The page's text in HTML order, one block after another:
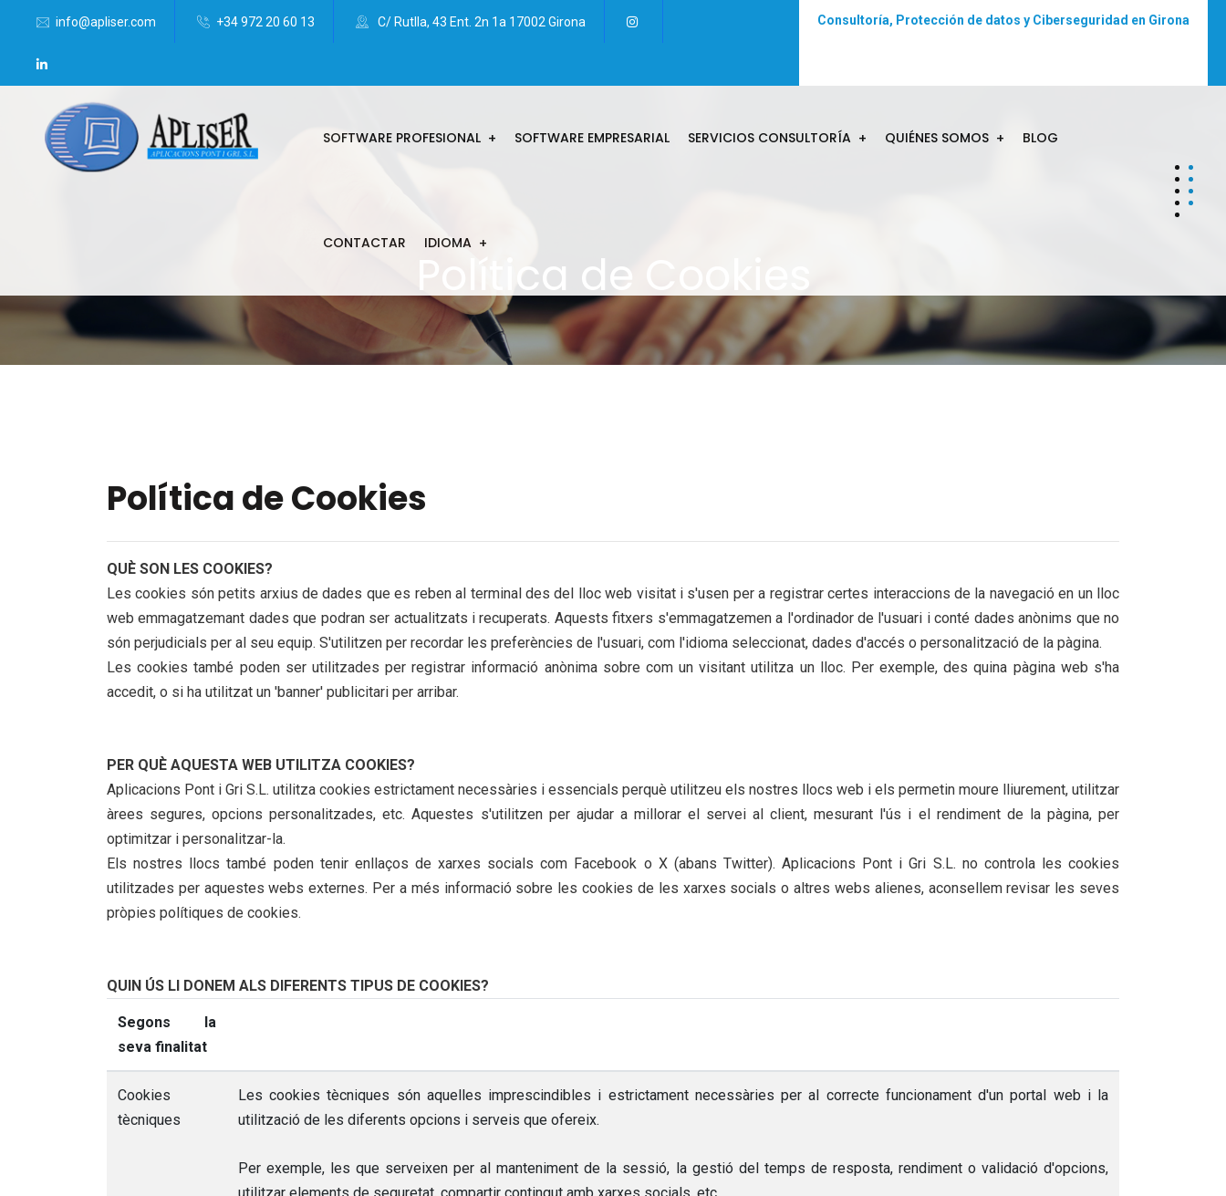
info@apliser.com +34 972 20 60 13 C/ Rutlla, 43 Ent. 2n 1a 17002 Girona Consultoría, Protección de datos y Ciberseguridad en Girona
Protección de datos Girona SOFTWARE PROFESIONAL SOFTWARE EMPRESARIAL SERVICIOS CONSULTORÍA QUIÉNES SOMOS BLOG
CONTACTAR IDIOMA
MENÚ
Política de Cookies
Política de Cookies
QUÈ SON LES COOKIES?
Les cookies són petits arxius de dades que es reben al terminal des del lloc web visitat i s'usen per a registrar certes interaccions de la navegació en un lloc
web emmagatzemant dades que podran ser actualitzats i recuperats. Aquests fitxers s'emmagatzemen a l'ordinador de l'usuari i conté dades anònims que no
són perjudicials per al seu equip. S'utilitzen per recordar les preferències de l'usuari, com l'idioma seleccionat, dades d'accés o personalització de la pàgina.
Les cookies també poden ser utilitzades per registrar informació anònima sobre com un visitant utilitza un lloc. Per exemple, des quina pàgina web s'ha
accedit, o si ha utilitzat un 'banner' publicitari per arribar.
PER QUÈ AQUESTA WEB UTILITZA COOKIES?
Aplicacions Pont i Gri S.L. utilitza cookies estrictament necessàries i essencials perquè utilitzeu els nostres llocs web i els permetin moure lliurement, utilitzar
àrees segures, opcions personalitzades, etc. Aquestes s'utilitzen per ajudar a millorar el servei al client, mesurant l'ús i el rendiment de la pàgina, per
optimitzar i personalitzar-la.
Els nostres llocs també poden tenir enllaços de xarxes socials com Facebook o X (abans Twitter). Aplicacions Pont i Gri S.L. no controla les cookies
utilitzades per aquestes webs externes. Per a més informació sobre les cookies de les xarxes socials o altres webs alienes, aconsellem revisar les seves
pròpies polítiques de cookies.
QUIN ÚS LI DONEM ALS DIFERENTS TIPUS DE COOKIES?
Segons la
seva finalitat
Cookies
tècniques
Les cookies tècniques són aquelles imprescindibles i estrictament necessàries per al correcte funcionament d'un portal web i la
utilització de les diferents opcions i serveis que ofereix.
Per exemple, les que serveixen per al manteniment de la sessió, la gestió del temps de resposta, rendiment o validació d'opcions,